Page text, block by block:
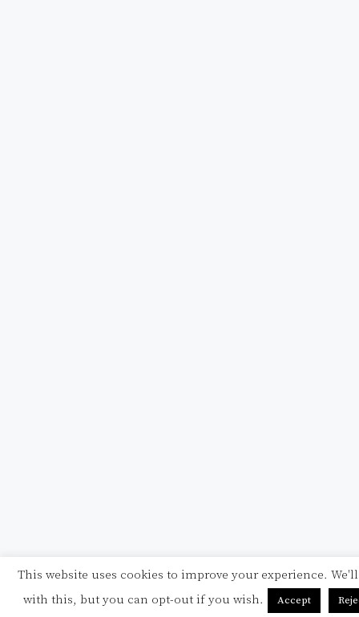
This website uses cookies to improve your experience.
with this, but you can opt-out if you wish.
Accept